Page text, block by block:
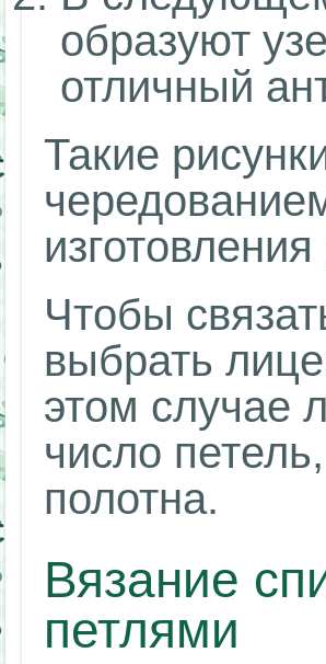
образуют
отличный
Такие
Чтобы
выбрать
этом случае
число
полотна.
Вязание
петлями